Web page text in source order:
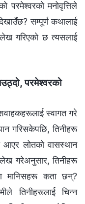
परमेश्‍वरको मनोवृत्तिले
सम्पूर्ण कथालाई
गरिएको छ त्यसलाई
परमेश्‍वरको
स्वागत गरे
गरिसकेपछि, तिनीहरू
आएर लोतको वासस्थान
गरेअनुसार, तिनीहरू
मानिसहरू कता छन्?
तिनीहरूलाई चिन्‍न